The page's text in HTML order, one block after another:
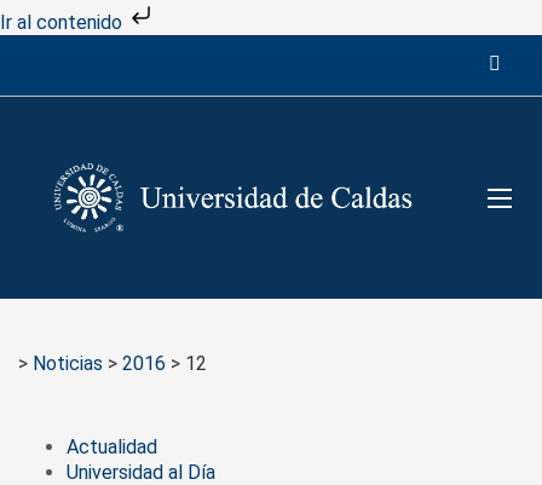
Ir al contenido
> Noticias > 2016 > 12
Actualidad
Universidad al Día